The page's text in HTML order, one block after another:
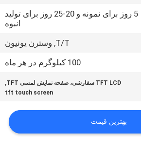
5 روز برای نمونه و 20-25 روز برای تولید
انبوه
T/T, وسترن یونیون
100 کیلوگرم در هر ماه
TFT LCD سفارشی، صفحه نمایش لمسی TFT ,
tft touch screen
بهترین قیمت